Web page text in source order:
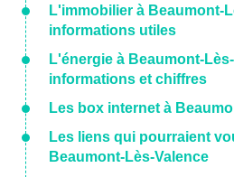
L'immobilier à Beaumont-
informations utiles
L'énergie à Beaumont-
informations et chiffres
Les box internet à
Les liens qui pourraient
Beaumont-Lès-Valence